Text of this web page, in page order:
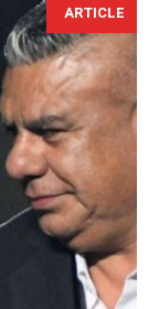
ARTICLE